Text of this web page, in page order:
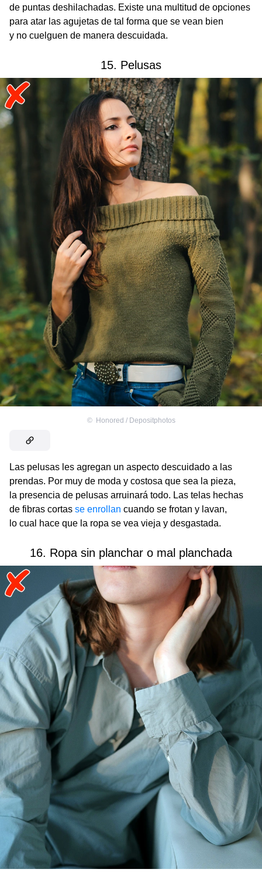
de puntas deshilachadas. Existe una multitud de opciones
para atar las agujetas de tal forma que se vean bien
y no cuelguen de manera descuidada.
15. Pelusas
© Honored / Depositphotos
Las pelusas les agregan un aspecto descuidado a las
prendas. Por muy de moda y costosa que sea la pieza,
la presencia de pelusas arruinará todo. Las telas hechas
de fibras cortas se enrollan cuando se frotan y lavan,
lo cual hace que la ropa se vea vieja y desgastada.
16. Ropa sin planchar o mal planchada